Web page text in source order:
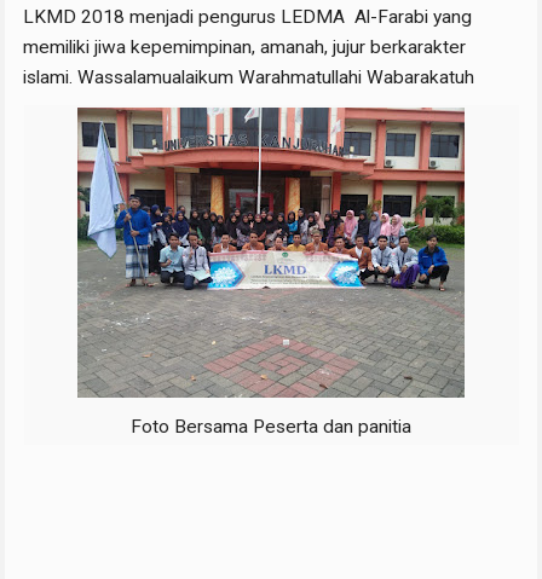
LKMD 2018 menjadi pengurus LEDMA Al-Farabi yang
memiliki jiwa kepemimpinan, amanah, jujur berkarakter
islami. Wassalamualaikum Warahmatullahi Wabarakatuh
Foto Bersama Peserta dan panitia